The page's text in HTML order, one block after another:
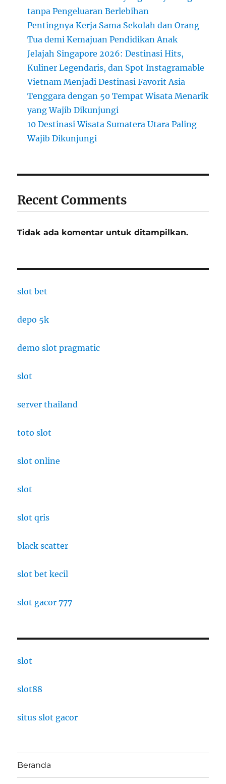
tanpa Pengeluaran Berlebihan
Pentingnya Kerja Sama Sekolah dan Orang
Tua demi Kemajuan Pendidikan Anak
Jelajah Singapore 2026: Destinasi Hits,
Kuliner Legendaris, dan Spot Instagramable
Vietnam Menjadi Destinasi Favorit Asia
Tenggara dengan 50 Tempat Wisata Menarik
yang Wajib Dikunjungi
10 Destinasi Wisata Sumatera Utara Paling
Wajib Dikunjungi
Recent Comments
Tidak ada komentar untuk ditampilkan.
slot bet
depo 5k
demo slot pragmatic
slot
server thailand
toto slot
slot online
slot
slot qris
black scatter
slot bet kecil
slot gacor 777
slot
slot88
situs slot gacor
Beranda